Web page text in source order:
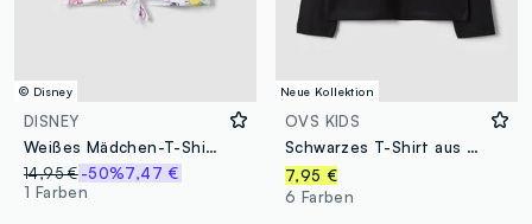
© Disney
DISNEY
Weißes Mädchen-T-Shirt aus Stretch-Baumwolle mit Stitch-Print
14,95 €-50%7,47 €
1 Farben
Neue Kollektion
OVS KIDS
Schwarzes T-Shirt aus reiner Bio-Baumwolle mit Herz-Print für Mädchen
7,95 €
6 Farben